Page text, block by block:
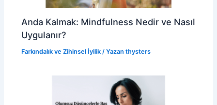
Anda Kalmak: Mindfulness Nedir ve Nasıl
Uygulanır?
Farkındalık ve Zihinsel İyilik / Yazan thysters